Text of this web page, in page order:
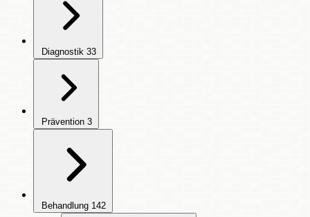
Diagnostik 33
Prävention 3
Behandlung 142